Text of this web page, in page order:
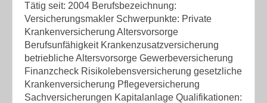
Tätig seit: 2004 Berufsbezeichnung:
Versicherungsmakler Schwerpunkte: Private
Krankenversicherung Altersvorsorge
Berufsunfähigkeit Krankenzusatzversicherung
betriebliche Altersvorsorge Gewerbeversicherung
Finanzcheck Risikolebensversicherung gesetzliche
Krankenversicherung Pflegeversicherung
Sachversicherungen Kapitalanlage Qualifikationen: